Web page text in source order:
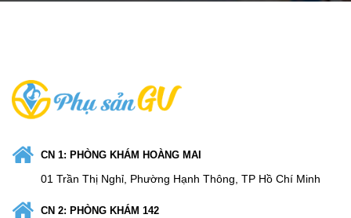
CN 1: PHÒNG KHÁM HOÀNG MAI
01 Trần Thị Nghỉ, Phường Hạnh Thông, TP Hồ Chí Minh
CN 2: PHÒNG KHÁM 142